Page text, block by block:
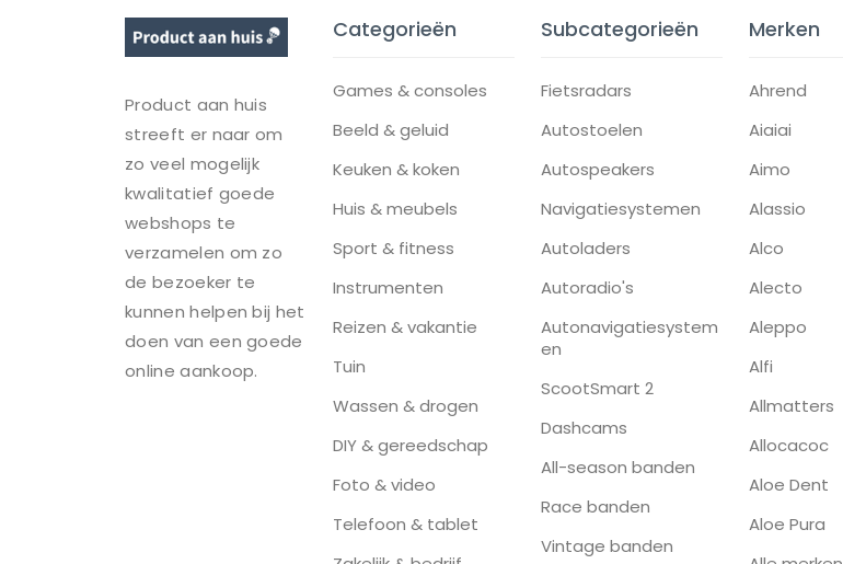
Product aan huis
streeft er naar om
zo veel mogelijk
kwalitatief goede
webshops te
verzamelen om zo
de bezoeker te
kunnen helpen bij het
doen van een goede
online aankoop.
Categorieën
Games & consoles
Beeld & geluid
Keuken & koken
Huis & meubels
Sport & fitness
Instrumenten
Reizen & vakantie
Tuin
Wassen & drogen
DIY & gereedschap
Foto & video
Telefoon & tablet
Subcategorieën
Fietsradars
Autostoelen
Autospeakers
Navigatiesystemen
Autoladers
Autoradio's
Autonavigatiesystem
en
ScootSmart 2
Dashcams
All-season banden
Race banden
Vintage banden
Merken
Ahrend
Aiaiai
Aimo
Alassio
Alco
Alecto
Aleppo
Alfi
Allmatters
Allocacoc
Aloe Dent
Aloe Pura